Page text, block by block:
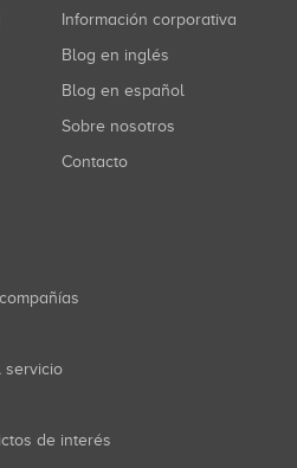
Información corporativa
Blog en inglés
Blog en español
Sobre nosotros
Contacto
servicio
de interés